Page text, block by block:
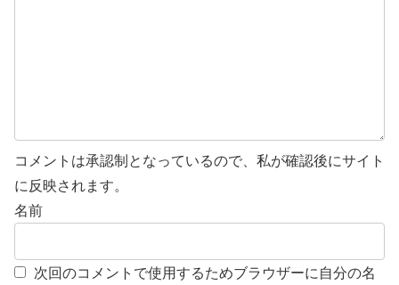
コメントは承認制となっているので、私が確認後にサイト
に反映されます。
名前
次回のコメントで使用するためブラウザーに自分の名